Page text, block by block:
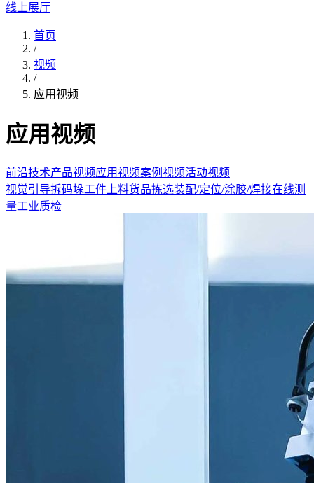
线上展厅
首页
/
视频
/
应用视频
应用视频
前沿技术产品视频应用视频案例视频活动视频
视觉引导拆码垛工件上料货品拣选装配/定位/涂胶/焊接在线测
量工业质检